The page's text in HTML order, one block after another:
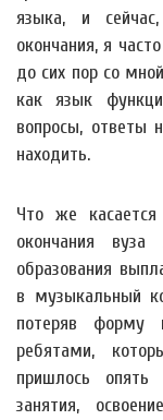
языка, и
окончания, я
до сих пор со
как язык
вопросы, ответы
находить.
Что же
окончания
образования
в музыкальный
потеряв форму
ребятами,
пришлось опять
занятия,